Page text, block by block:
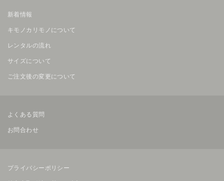
新着情報
キモノカリモノについて
レンタルの流れ
サイズについて
ご注文後の変更について
よくある質問
お問合わせ
プライバシーポリシー